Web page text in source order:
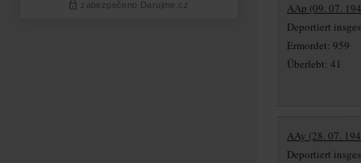
AAp (09. 07.
Deportiert
Ermordet: 959
Überlebt: 41
AAy (28. 07.
Deportiert